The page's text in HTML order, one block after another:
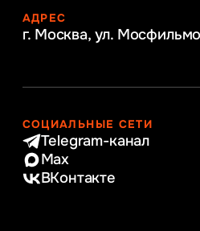
АДРЕС
г. Москва, ул.
СОЦИАЛЬНЫЕ СЕТИ
Telegram-канал
Max
ВКонтакте